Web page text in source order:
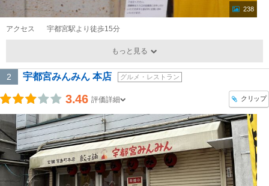
238
アクセス 宇都宮駅より徒歩15分
もっと見る
2 宇都宮みんみん 本店 グルメ・レストラン
3.46 評価詳細 クリップ